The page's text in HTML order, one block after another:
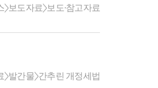
>보도자료>보도·참고자료
>발간물>간추린 개정세법